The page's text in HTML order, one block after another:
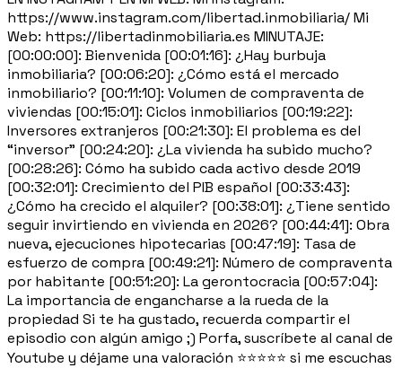
https://www.instagram.com/libertad.inmobiliaria/ Mi
Web: https://libertadinmobiliaria.es MINUTAJE:
[00:00:00]: Bienvenida [00:01:16]: ¿Hay burbuja
inmobiliaria? [00:06:20]: ¿Cómo está el mercado
inmobiliario? [00:11:10]: Volumen de compraventa de
viviendas [00:15:01]: Ciclos inmobiliarios [00:19:22]:
Inversores extranjeros [00:21:30]: El problema es del
“inversor” [00:24:20]: ¿La vivienda ha subido mucho?
[00:28:26]: Cómo ha subido cada activo desde 2019
[00:32:01]: Crecimiento del PIB español [00:33:43]:
¿Cómo ha crecido el alquiler? [00:38:01]: ¿Tiene sentido
seguir invirtiendo en vivienda en 2026? [00:44:41]: Obra
nueva, ejecuciones hipotecarias [00:47:19]: Tasa de
esfuerzo de compra [00:49:21]: Número de compraventa
por habitante [00:51:20]: La gerontocracia [00:57:04]:
La importancia de engancharse a la rueda de la
propiedad Si te ha gustado, recuerda compartir el
episodio con algún amigo ;) Porfa, suscríbete al canal de
Youtube y déjame una valoración ⭐⭐⭐⭐⭐ si me escuchas